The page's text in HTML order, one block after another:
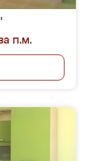
п.м.